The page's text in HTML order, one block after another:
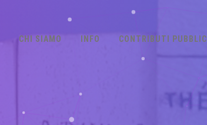
CHI SIAMO INFO CONTRIBUTI PUBBLICI